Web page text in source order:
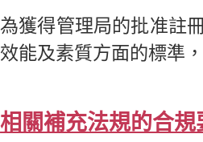
為獲得管理局的批准註
效能及素質方面的標準
相關補充法規的合規